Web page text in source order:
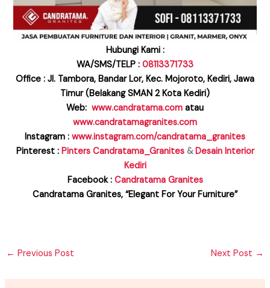
Hubungi Kami :
WA/SMS/TELP : 08113371733
Office : Jl. Tambora, Bandar Lor, Kec. Mojoroto, Kediri, Jawa
Timur (Belakang SMAN 2 Kota Kediri)
Web: www.candratama.com atau
www.candratamagranites.com
Instagram : www.instagram.com/candratama_granites
Pinterest : Pinters Candratama_Granites &Desain Interior
Kediri
Facebook : Candratama Granites
Candratama Granites, “Elegant For Your Furniture”
← Previous Post Next Post →